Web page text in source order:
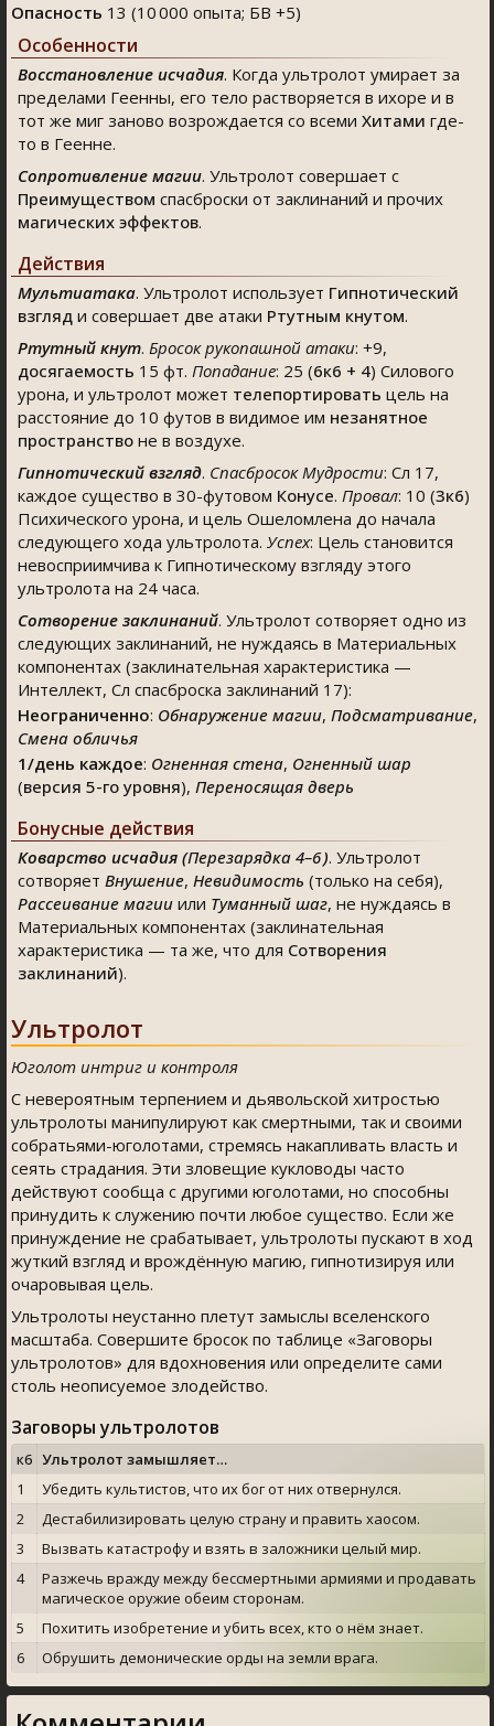
Опасность 13 (10 000 опыта; БВ +5)
Особенности
Восстановление исчадия. Когда ультролот умирает за
пределами Геенны, его тело растворяется в ихоре и в
тот же миг заново возрождается со всеми Хитами где-
то в Геенне.
Сопротивление магии. Ультролот совершает с
Преимуществом спасброски от заклинаний и прочих
магических эффектов.
Действия
Мультиатака. Ультролот использует Гипнотический
взгляд и совершает две атаки Ртутным кнутом.
Ртутный кнут. Бросок рукопашной атаки: +9,
досягаемость 15 фт. Попадание: 25 (6к6 + 4) Силового
урона, и ультролот может телепортировать цель на
расстояние до 10 футов в видимое им незанятное
пространство не в воздухе.
Гипнотический взгляд. Спасбросок Мудрости: Сл 17,
каждое существо в 30-футовом Конусе. Провал: 10 (3к6)
Психического урона, и цель Ошеломлена до начала
следующего хода ультролота. Успех: Цель становится
невосприимчива к Гипнотическому взгляду этого
ультролота на 24 часа.
Сотворение заклинаний. Ультролот сотворяет одно из
следующих заклинаний, не нуждаясь в Материальных
компонентах (заклинательная характеристика —
Интеллект, Сл спасброска заклинаний 17):
Неограниченно: Обнаружение магии, Подсматривание,
Смена обличья
1/день каждое: Огненная стена, Огненный шар
(версия 5-го уровня), Переносящая дверь
Бонусные действия
Коварство исчадия (Перезарядка 4–6). Ультролот
сотворяет Внушение, Невидимость (только на себя),
Рассеивание магии или Туманный шаг, не нуждаясь в
Материальных компонентах (заклинательная
характеристика — та же, что для Сотворения
заклинаний).
Ультролот
Юголот интриг и контроля
С невероятным терпением и дьявольской хитростью
ультролоты манипулируют как смертными, так и своими
собратьями-юголотами, стремясь накапливать власть и
сеять страдания. Эти зловещие кукловоды часто
действуют сообща с другими юголотами, но способны
принудить к служению почти любое существо. Если же
принуждение не срабатывает, ультролоты пускают в ход
жуткий взгляд и врождённую магию, гипнотизируя или
очаровывая цель.
Ультролоты неустанно плетут замыслы вселенского
масштаба. Совершите бросок по таблице «Заговоры
ультролотов» для вдохновения или определите сами
столь неописуемое злодейство.
Заговоры ультролотов
к6 Ультролот замышляет…
1
Убедить культистов, что их бог от них отвернулся.
2
Дестабилизировать целую страну и править хаосом.
3
Вызвать катастрофу и взять в заложники целый мир.
4
Разжечь вражду между бессмертными армиями и продавать
магическое оружие обеим сторонам.
5
Похитить изобретение и убить всех, кто о нём знает.
6
Обрушить демонические орды на земли врага.